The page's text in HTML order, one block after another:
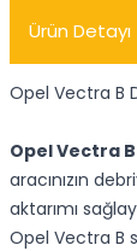
Ürün Detayı
Opel Vectra B
Opel Vectra
aracınızın
aktarımı
Opel Vectra B